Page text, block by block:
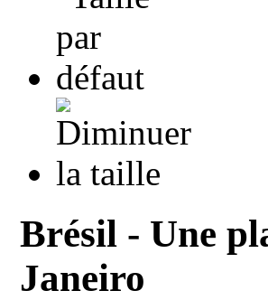
Brésil - Une
Janeiro